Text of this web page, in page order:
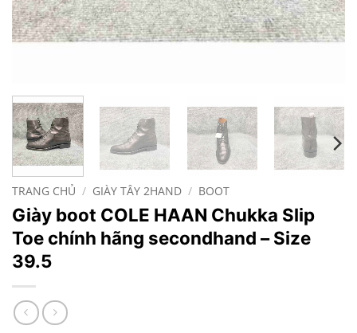
TRANG CHỦ / GIÀY TÂY 2HAND / BOOT
Giày boot COLE HAAN Chukka Slip
Toe chính hãng secondhand – Size
39.5